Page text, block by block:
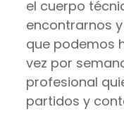
el cuerpo
encontrarnos
que podemos
vez por
profesional
partidos y